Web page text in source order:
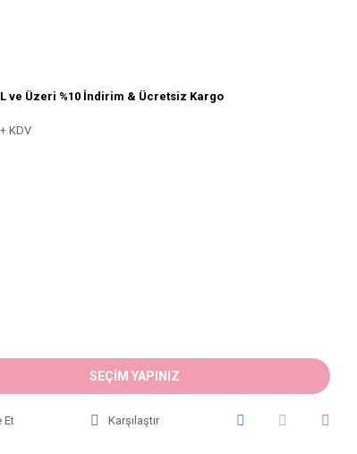
ve Üzeri %10 İndirim & Ücretsiz Kargo
KDV
SEÇİM YAPINIZ
Et Karşılaştır